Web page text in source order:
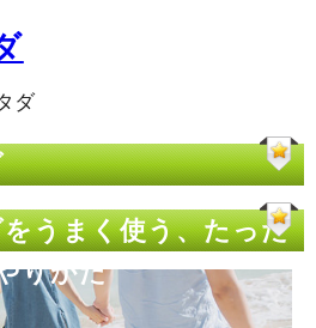
ダ
うまく使う、たった
りかた